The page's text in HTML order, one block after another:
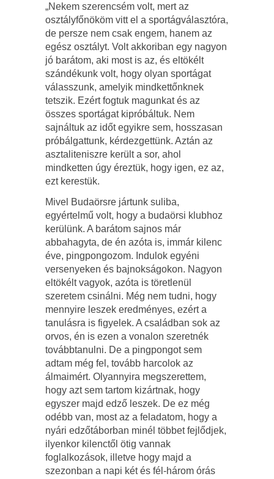
„Nekem szerencsém volt, mert az
osztályfőnököm vitt el a sportágválasztóra,
de persze nem csak engem, hanem az
egész osztályt. Volt akkoriban egy nagyon
jó barátom, aki most is az, és eltökélt
szándékunk volt, hogy olyan sportágat
válasszunk, amelyik mindkettőnknek
tetszik. Ezért fogtuk magunkat és az
összes sportágat kipróbáltuk. Nem
sajnáltuk az időt egyikre sem, hosszasan
próbálgattunk, kérdezgettünk. Aztán az
asztaliteniszre került a sor, ahol
mindketten úgy éreztük, hogy igen, ez az,
ezt kerestük.
Mivel Budaörsre jártunk suliba,
egyértelmű volt, hogy a budaörsi klubhoz
kerülünk. A barátom sajnos már
abbahagyta, de én azóta is, immár kilenc
éve, pingpongozom. Indulok egyéni
versenyeken és bajnokságokon. Nagyon
eltökélt vagyok, azóta is töretlenül
szeretem csinálni. Még nem tudni, hogy
mennyire leszek eredményes, ezért a
tanulásra is figyelek. A családban sok az
orvos, én is ezen a vonalon szeretnék
továbbtanulni. De a pingpongot sem
adtam még fel, tovább harcolok az
álmaimért. Olyannyira megszerettem,
hogy azt sem tartom kizártnak, hogy
egyszer majd edző leszek. De ez még
odébb van, most az a feladatom, hogy a
nyári edzőtáborban minél többet fejlődjek,
ilyenkor kilenctől ötig vannak
foglalkozások, illetve hogy majd a
szezonban a napi két és fél-három órás